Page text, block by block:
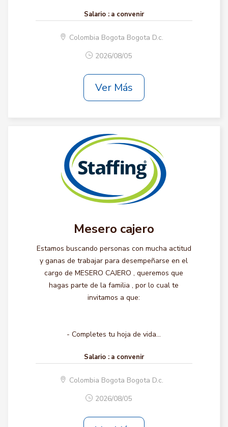
Salario : a convenir
Colombia Bogota Bogota D.c.
2026/08/05
Ver Más
Mesero cajero
Estamos buscando personas con mucha actitud
y ganas de trabajar para desempeñarse en el
cargo de MESERO CAJERO , queremos que
hagas parte de la familia , por lo cual te
invitamos a que:
- Completes tu hoja de vida...
Salario : a convenir
Colombia Bogota Bogota D.c.
2026/08/05